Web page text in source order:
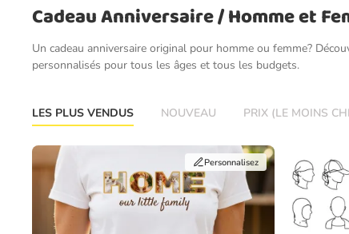
Cadeau Anniversaire / Homme et
Un cadeau anniversaire original pour homme ou femme?
personnalisés pour tous les âges et tous les budgets.
LES PLUS VENDUS NOUVEAU PRIX (LE MOINS
Personnalisez